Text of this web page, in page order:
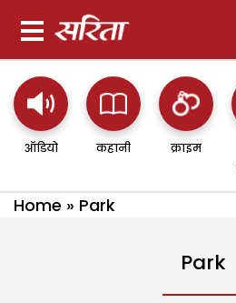
ऑडियो कहानी क्राइम
Home » Park
Park